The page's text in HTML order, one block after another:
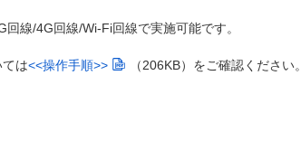
線/4G回線/Wi-Fi回線で実施可能です。
は<<操作手順>> （206KB） をご確認ください。